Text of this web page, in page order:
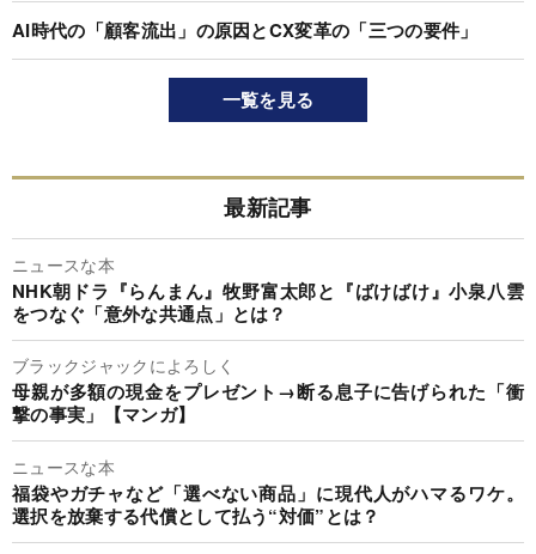
AI時代の「顧客流出」の原因とCX変革の「三つの要件」
一覧を見る
最新記事
ニュースな本
NHK朝ドラ『らんまん』牧野富太郎と『ばけばけ』小泉八雲
をつなぐ「意外な共通点」とは？
ブラックジャックによろしく
母親が多額の現金をプレゼント→断る息子に告げられた「衝
撃の事実」【マンガ】
ニュースな本
福袋やガチャなど「選べない商品」に現代人がハマるワケ。
選択を放棄する代償として払う“対価”とは？